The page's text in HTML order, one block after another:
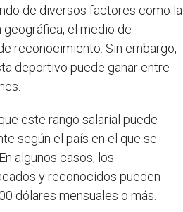
de diversos factores como la
el medio de
reconocimiento. Sin embargo,
deportivo puede ganar entre
este rango salarial puede
según el país en el que se
algunos casos, los
y reconocidos pueden
dólares mensuales o más.